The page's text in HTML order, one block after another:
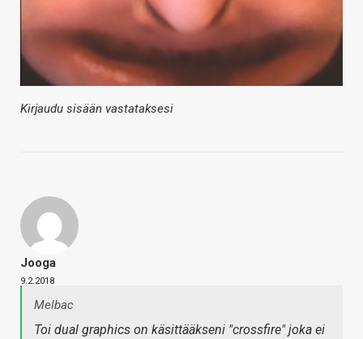
Kirjaudu sisään vastataksesi
Jooga
9.2.2018
Melbac
Toi dual graphics on käsittääkseni "crossfire" joka ei